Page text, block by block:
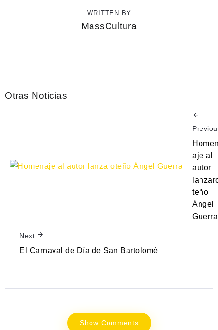
WRITTEN BY
MassCultura
Otras Noticias
aje al
autor
teño
Ángel
Guerra
Next
El Carnaval de Día de San Bartolomé
Show Comments